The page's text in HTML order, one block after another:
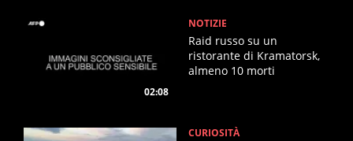
02:08
NOTIZIE
Raid russo su un
ristorante di Kramatorsk,
almeno 10 morti
CURIOSITÀ